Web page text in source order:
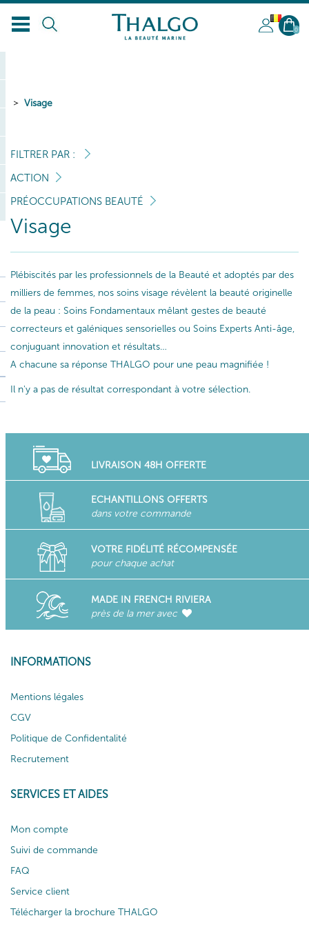
BL
0
Visage
FILTRER PAR :
ACTION
PRÉOCCUPATIONS BEAUTÉ
Visage
Plébiscités par les professionnels de la Beauté et adoptés par des
milliers de femmes, nos soins visage révèlent la beauté originelle
de la peau : Soins Fondamentaux mêlant gestes de beauté
correcteurs et galéniques sensorielles ou Soins Experts Anti-âge,
conjuguant innovation et résultats…
A chacune sa réponse THALGO pour une peau magnifiée !
Il n'y a pas de résultat correspondant à votre sélection.
LIVRAISON 48H OFFERTE
ECHANTILLONS OFFERTS
dans votre commande
VOTRE FIDÉLITÉ RÉCOMPENSÉE
pour chaque achat
MADE IN FRENCH RIVIERA
près de la mer avec
INFORMATIONS
Mentions légales
CGV
Politique de Confidentalité
Recrutement
SERVICES ET AIDES
Mon compte
Suivi de commande
FAQ
Service client
Télécharger la brochure THALGO